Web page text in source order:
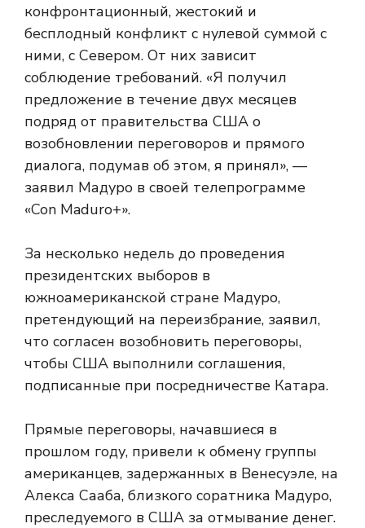
конфронтационный, жестокий и
бесплодный конфликт с нулевой суммой с
ними, с Севером. От них зависит
соблюдение требований. «Я получил
предложение в течение двух месяцев
подряд от правительства США о
возобновлении переговоров и прямого
диалога, подумав об этом, я принял», —
заявил Мадуро в своей телепрограмме
«Con Maduro+».
За несколько недель до проведения
президентских выборов в
южноамериканской стране Мадуро,
претендующий на переизбрание, заявил,
что согласен возобновить переговоры,
чтобы США выполнили соглашения,
подписанные при посредничестве Катара.
Прямые переговоры, начавшиеся в
прошлом году, привели к обмену группы
американцев, задержанных в Венесуэле, на
Алекса Сааба, близкого соратника Мадуро,
преследуемого в США за отмывание денег.